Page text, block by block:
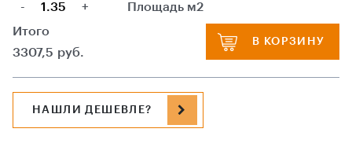
- +
Площадь м2
Итого
3307,5 руб.
В КОРЗИНУ
НАШЛИ ДЕШЕВЛЕ?